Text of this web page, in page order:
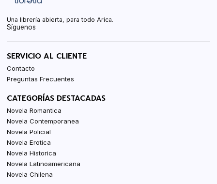
Una librería abierta, para todo Arica.
Síguenos
SERVICIO AL CLIENTE
Contacto
Preguntas Frecuentes
CATEGORÍAS DESTACADAS
Novela Romantica
Novela Contemporanea
Novela Policial
Novela Erotica
Novela Historica
Novela Latinoamericana
Novela Chilena